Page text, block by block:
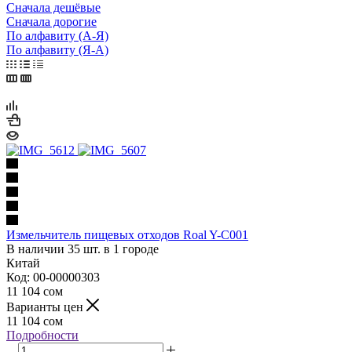
Сначала дешёвые
Сначала дорогие
По алфавиту (А-Я)
По алфавиту (Я-А)
Измельчитель пищевых отходов Roal Y-C001
В наличии 35 шт. в 1 городе
Китай
Код: 00-00000303
11 104 сом
Варианты цен
11 104 сом
Подробности